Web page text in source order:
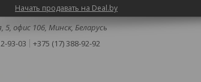
Начать продавать на Deal.by
5, офис 106, Минск, Беларусь
93-03
+375 (17) 388-92-92